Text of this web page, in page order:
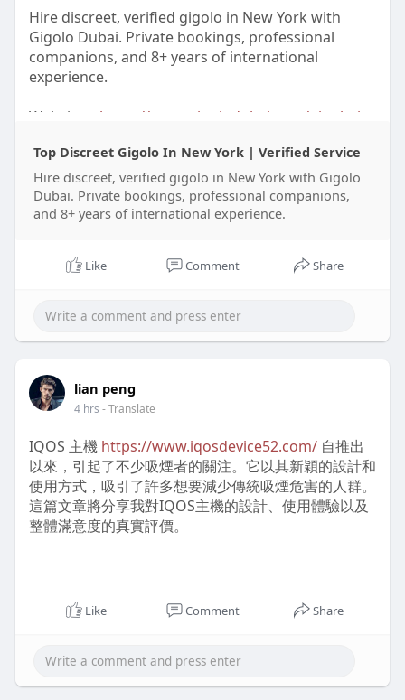
Hire discreet, verified gigolo in New York with
Gigolo Dubai. Private bookings, professional
companions, and 8+ years of international
experience.
Website: - https://www.gigolodubai.com/gigolo-in-
Top Discreet Gigolo In New York | Verified Service
Hire discreet, verified gigolo in New York with Gigolo
Dubai. Private bookings, professional companions,
and 8+ years of international experience.
Like Comment Share
lian peng
4 hrs - Translate
IQOS 主機 https://www.iqosdevice52.com/自推出
以來，引起了不少吸煙者的關注。它以其新穎的設計和
使用方式，吸引了許多想要減少傳統吸煙危害的人群。
這篇文章將分享我對IQOS主機的設計、使用體驗以及
整體滿意度的真實評價。
IQOS主機的設計優缺點是什麼？
首先談到IQOS機器
https://www.iqosdevice52.com/
合。無論是顏色選擇還是形狀設計，都讓人感覺相當高
級，且與傳統煙具相比更具現代感。出門攜帶時，它的
Like Comment Share